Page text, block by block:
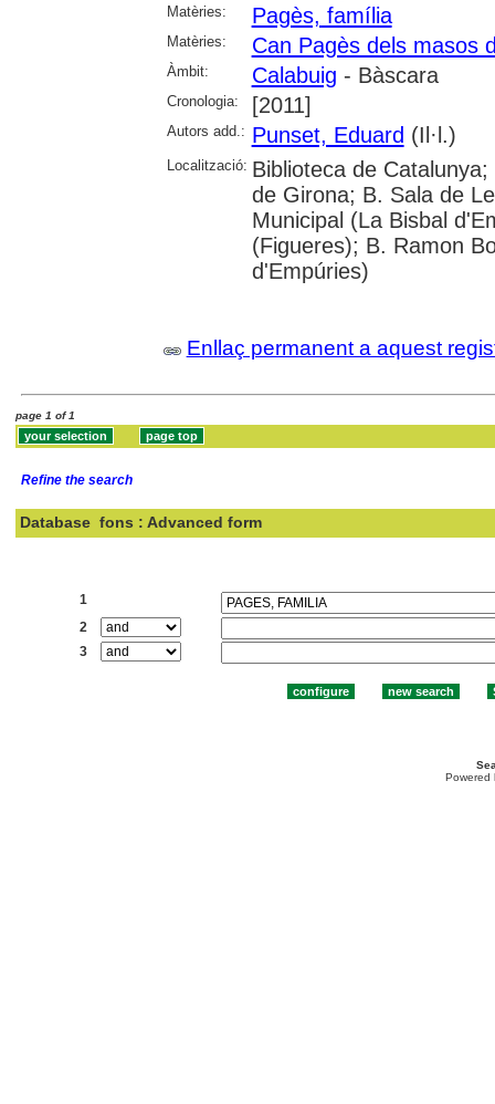
Matèries:
Pagès, família
Matèries: Can Pagès dels masos
Àmbit: Calabuig - Bàscara
Cronologia: [2011]
Autors add.: Punset, Eduard (Il·l.)
Localització: Biblioteca de
de Girona; B. Sala de
Municipal (La Bisbal
(Figueres); B. Ramon
d'Empúries)
Enllaç permanent a aquest
page 1 of 1
Refine the search
Database fons : Advanced form
1
2
3
Powered